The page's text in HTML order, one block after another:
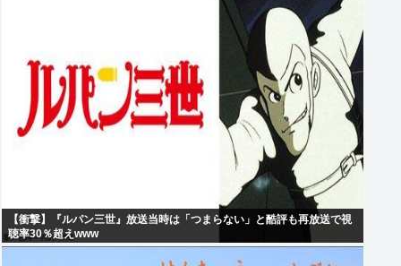
【衝撃】『ルパン三世』放送当時は「つまらない」と酷評も再放送で視
聴率30％超えwww